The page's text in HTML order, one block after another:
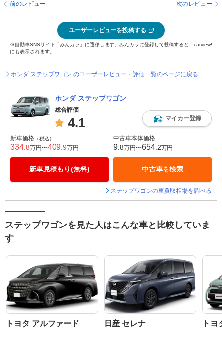
前のレビュー 次のレビュー
ユーザーレビューを投稿する
※自動車SNSサイト「みんカラ」に遷移します。みんカラに登録して投稿すると、carview!
にも表示されます。
ホンダ ステップワゴン のユーザーレビュー・評価一覧のページに戻る
ホンダ ステップワゴン
総合評価
4.1 マイカー登録
新車価格 （税込）
334 .8万円〜409 .9万円
新車見積もり(無料)
中古車本体価格
9 .8万円〜654 .2万円
中古車を検索
ステップワゴンの車買取相場を調べる
ステップワゴンを見た人はこんな車と比較していま
す
トヨタ アルファード 日産 セレナ ト